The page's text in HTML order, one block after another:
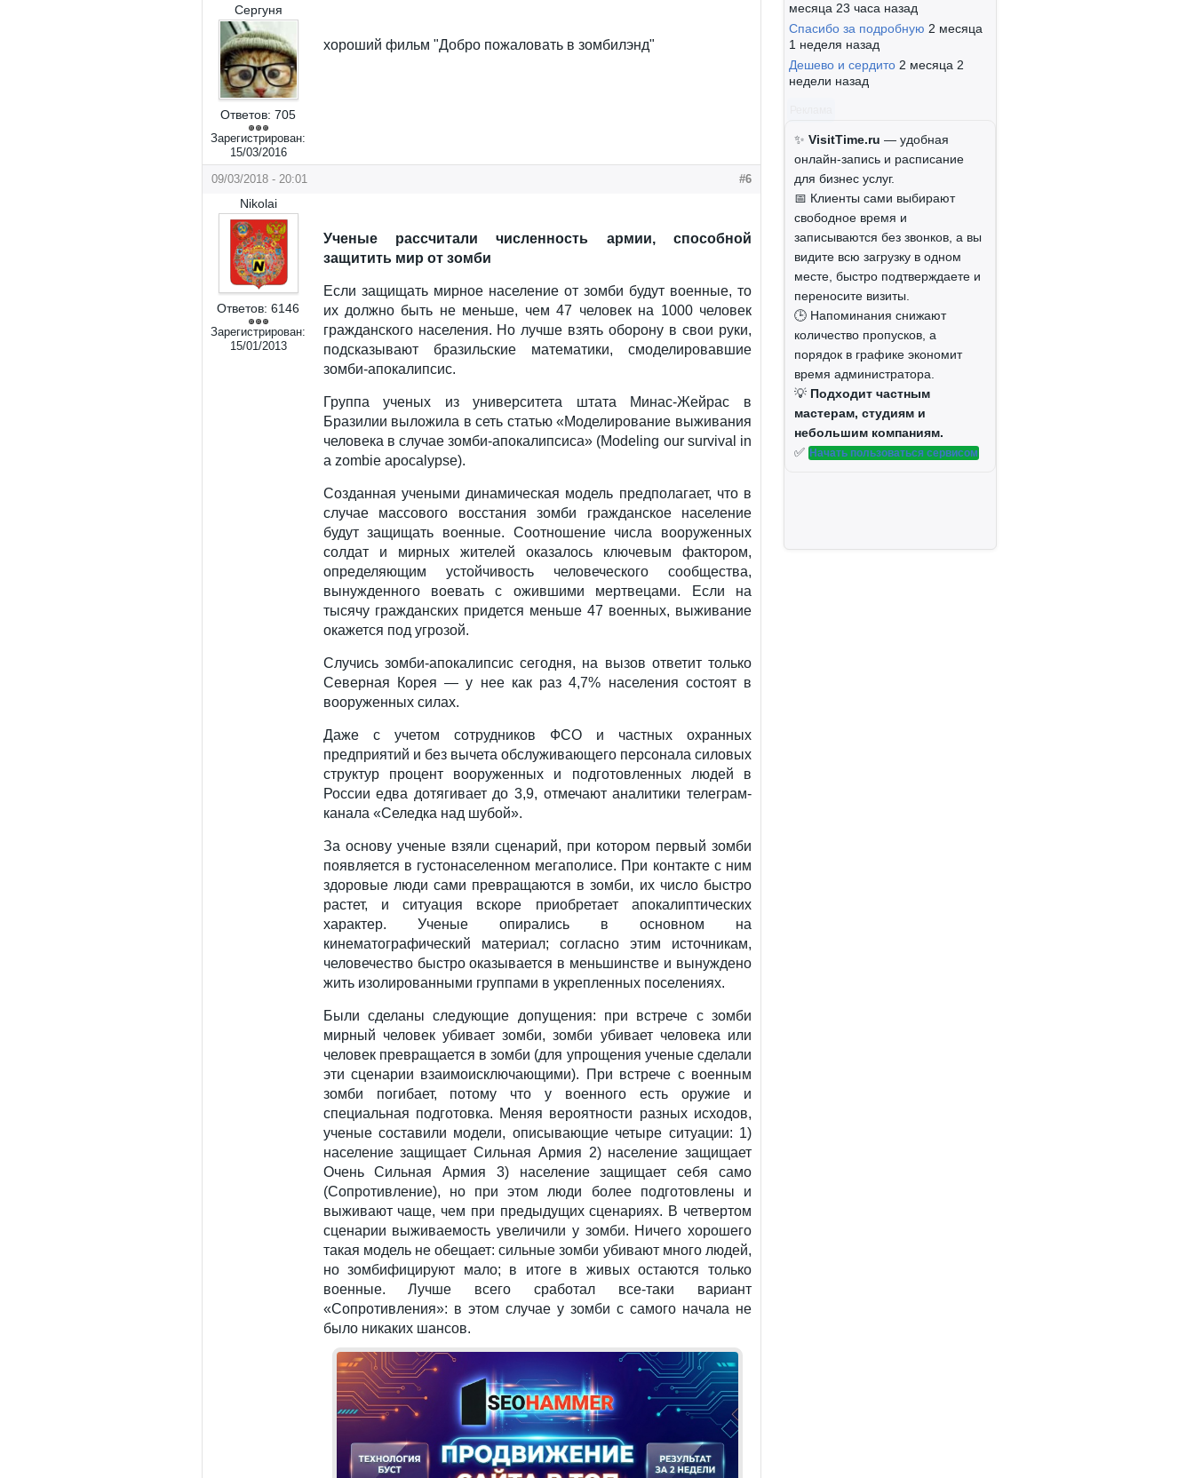
Сергуня
Ответов: 705
Зарегистрирован:
15/03/2016
хороший фильм "Добро пожаловать в зомбилэнд"
09/03/2018 - 20:01 #6
Nikolai
Ответов: 6146
Зарегистрирован:
15/01/2013
Ученые расcчитали численность армии, способной
защитить мир от зомби
Если защищать мирное население от зомби будут военные, то
их должно быть не меньше, чем 47 человек на 1000 человек
гражданского населения. Но лучше взять оборону в свои руки,
подсказывают бразильские математики, смоделировавшие
зомби-апокалипсис.
Группа ученых из университета штата Минас-Жейрас в
Бразилии выложила в сеть статью «Моделирование выживания
человека в случае зомби-апокалипсиса» (Modeling our survival in
a zombie apocalypse).
Созданная учеными динамическая модель предполагает, что в
случае массового восстания зомби гражданское население
будут защищать военные. Соотношение числа вооруженных
солдат и мирных жителей оказалось ключевым фактором,
определяющим устойчивость человеческого сообщества,
вынужденного воевать с ожившими мертвецами. Если на
тысячу гражданских придется меньше 47 военных, выживание
окажется под угрозой.
Случись зомби-апокалипсис сегодня, на вызов ответит только
Северная Корея — у нее как раз 4,7% населения состоят в
вооруженных силах.
Даже с учетом сотрудников ФСО и частных охранных
предприятий и без вычета обслуживающего персонала силовых
структур процент вооруженных и подготовленных людей в
России едва дотягивает до 3,9, отмечают аналитики телеграм-
канала «Селедка над шубой».
За основу ученые взяли сценарий, при котором первый зомби
появляется в густонаселенном мегаполисе. При контакте с ним
здоровые люди сами превращаются в зомби, их число быстро
растет, и ситуация вскоре приобретает апокалиптических
характер. Ученые опирались в основном на
кинематографический материал; согласно этим источникам,
человечество быстро оказывается в меньшинстве и вынуждено
жить изолированными группами в укрепленных поселениях.
Были сделаны следующие допущения: при встрече с зомби
мирный человек убивает зомби, зомби убивает человека или
человек превращается в зомби (для упрощения ученые сделали
эти сценарии взаимоисключающими). При встрече с военным
зомби погибает, потому что у военного есть оружие и
специальная подготовка. Меняя вероятности разных исходов,
ученые составили модели, описывающие четыре ситуации: 1)
население защищает Сильная Армия 2) население защищает
Очень Сильная Армия 3) население защищает себя само
(Сопротивление), но при этом люди более подготовлены и
выживают чаще, чем при предыдущих сценариях. В четвертом
сценарии выживаемость увеличили у зомби. Ничего хорошего
такая модель не обещает: сильные зомби убивают много людей,
но зомбифицируют мало; в итоге в живых остаются только
военные. Лучше всего сработал все-таки вариант
«Сопротивления»: в этом случае у зомби с самого начала не
было никаких шансов.
месяца 23 часа назад
Спасибо за подробную 2 месяца
1 неделя назад
Дешево и сердито 2 месяца 2
недели назад
✨ VisitTime.ru — удобная
онлайн-запись и расписание
для бизнес услуг.
📅 Клиенты сами выбирают
свободное время и
записываются без звонков, а вы
видите всю загрузку в одном
месте, быстро подтверждаете и
переносите визиты.
🕒 Напоминания снижают
количество пропусков, а
порядок в графике экономит
время администратора.
💡 Подходит частным
мастерам, студиям и
небольшим компаниям.
✅ Начать пользоваться сервисом